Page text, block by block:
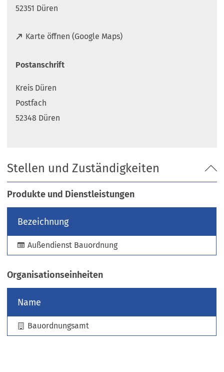
52351 Düren
Karte öffnen (Google Maps)
(
f
e
t
i
e
m
n
e
n
T
a
)
Postanschrift
Kreis Düren
Postfach
52348 Düren
Stellen und Zuständigkeiten
Produkte und Dienstleistungen
Bezeichnung
Außendienst Bauordnung
Organisationseinheiten
Name
Bauordnungsamt